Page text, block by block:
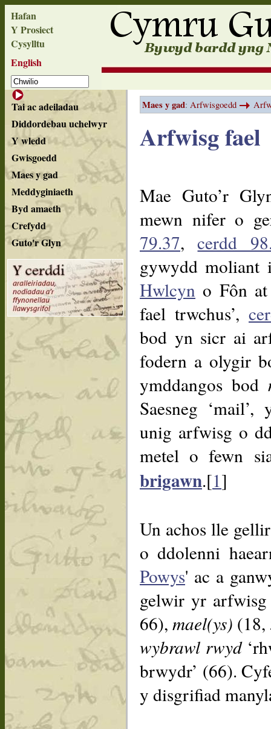
Hafan
Y Prosiect
Cysylltu
English
Tai ac adeiladau
Diddordebau uchelwyr
Y wledd
Gwisgoedd
Maes y gad
Meddyginiaeth
Byd amaeth
Crefydd
Guto'r Glyn
Maes y gad: Arfwisgoedd
Arfwisg fael
Mae Guto’r
mewn nifer o
79.37,cerdd
gywydd
Hwlcyn o Fôn
fael trwchus’,
bod yn sicr ai
fodern a olygir
ymddangos bod
Saesneg
unig arfwisg o
metel o fewn
brigawn.[1]
Un achos lle
o ddolenni
Powys' ac a
gelwir yr
66),mael(ys)
wybrawl rwyd
brwydr’ (66).
y disgrifiad